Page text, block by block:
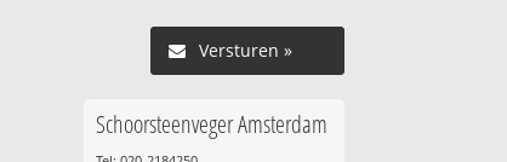
Versturen »
Schoorsteenveger Amsterdam